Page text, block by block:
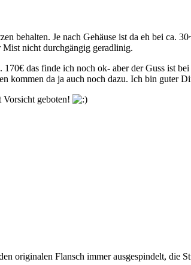
behalten. Je nach Gehäuse ist da eh bei ca.
Mist nicht durchgängig geradlinig.
das finde ich noch ok- aber der Guss ist
kommen da ja auch noch dazu. Ich bin guter
Vorsicht geboten!
originalen Flansch immer ausgespindelt, die